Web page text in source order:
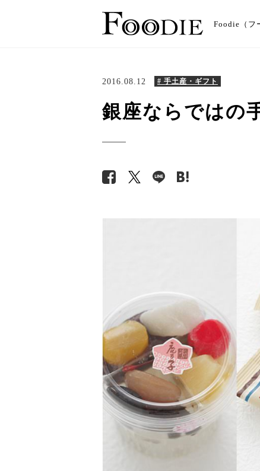
Foodie（フ
2016.08.12 # 手土産・ギフト
銀座ならではの